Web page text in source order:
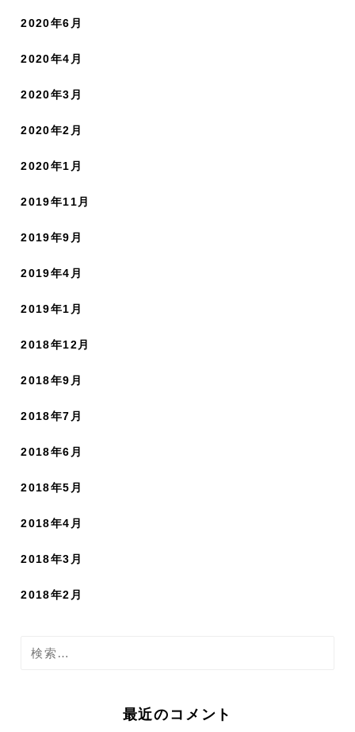
2020年6月
2020年4月
2020年3月
2020年2月
2020年1月
2019年11月
2019年9月
2019年4月
2019年1月
2018年12月
2018年9月
2018年7月
2018年6月
2018年5月
2018年4月
2018年3月
2018年2月
検
最近のコメント